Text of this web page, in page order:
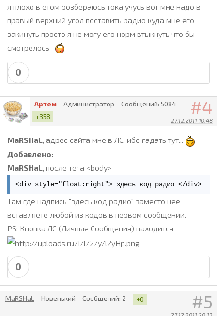
я плохо в етом розбераюсь тока учусь вот мне надо в
правый верхний угол поставить радио куда мне его
закинуть просто я не могу его норм втыкнуть что бы
смотрелось
0
4
27.12.2011 10:48
Артем Администратор Сообщений: 5084
+358
MaRSHaL, адрес сайта мне в ЛС, ибо гадать тут...
Добавлено:
MaRSHaL
, после тега <body>
<div style="float:right"> здесь код радио </div>
Там где надпись "здесь код радио" заместо нее
вставляете любой из кодов в первом сообщении.
PS: Кнопка ЛС (Личные Сообщения) находится
0
5
27.12.2011 20:13
MaRSHaL Новенький Сообщений: 2 +0